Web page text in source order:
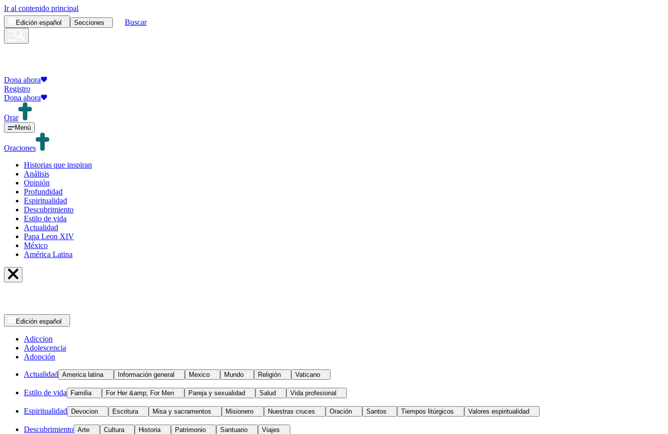
Ir al contenido principal
Edición español Secciones Buscar
Dona ahora
Registro
Dona ahora
Orar
Menú
Oraciones
Historias que inspiran
Análisis
Opinión
Profundidad
Espiritualidad
Descubrimiento
Estilo de vida
Actualidad
Papa Leon XIV
México
América Latina
Edición español
Adiccion
Adolescencia
Adopción
Actualidad America latina Información general Mexico Mundo Religión Vaticano
Estilo de vida Familia For Her &amp; For Men Pareja y sexualidad Salud Vida profesional
Espiritualidad Devocion Escritura Misa y sacramentos Misionero Nuestras cruces Oración Santos Tiempos litúrgicos Valores espiritualidad
Descubrimiento Arte Cultura Historia Patrimonio Santuario Viajes